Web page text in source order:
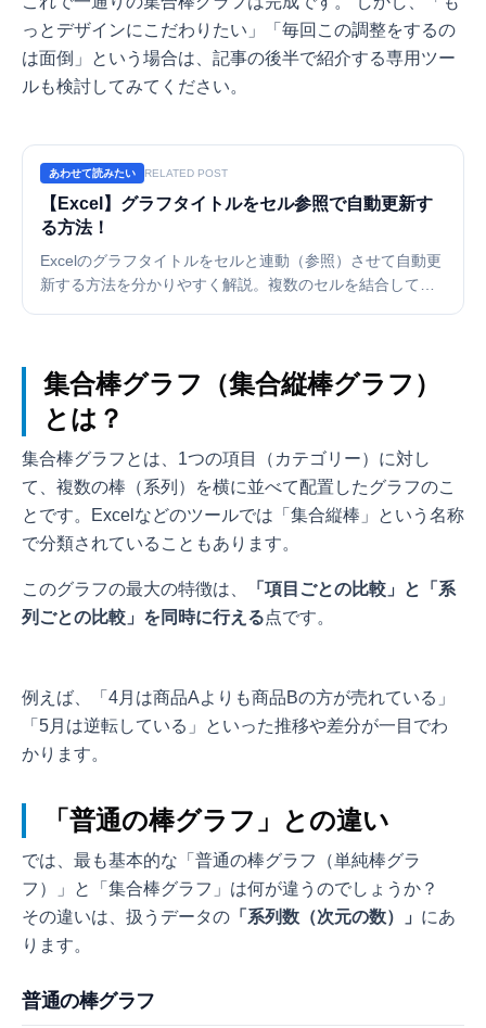
っとデザインにこだわりたい」「毎回この調整をするの
は面倒」という場合は、記事の後半で紹介する専用ツー
ルも検討してみてください。
あわせて読みたい RELATED POST
【Excel】グラフタイトルをセル参照で自動更新す
る方法！
Excelのグラフタイトルをセルと連動（参照）させて自動更
新する方法を分かりやすく解説。複数のセルを結合して表
集合棒グラフ（集合縦棒グラフ）
とは？
集合棒グラフとは、1つの項目（カテゴリー）に対し
て、複数の棒（系列）を横に並べて配置したグラフのこ
とです。Excelなどのツールでは「集合縦棒」という名称
で分類されていることもあります。
このグラフの最大の特徴は、
「項目ごとの比較」と「系
列ごとの比較」を同時に行える点です。
例えば、「4月は商品Aよりも商品Bの方が売れている」
「5月は逆転している」といった推移や差分が一目でわ
かります。
「普通の棒グラフ」との違い
では、最も基本的な「普通の棒グラフ（単純棒グラ
フ）」と「集合棒グラフ」は何が違うのでしょうか？
その違いは、扱うデータの 「系列数（次元の数）」 にあ
ります。
普通の棒グラフ